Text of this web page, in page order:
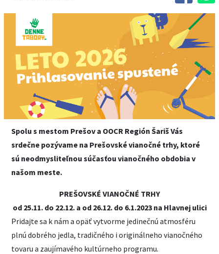
Spolu s mestom Prešov a OOCR Región Šariš Vás
srdečne pozývame na Prešovské vianočné trhy, ktoré
sú neodmysliteľnou súčasťou vianočného obdobia v
našom meste.
PREŠOVSKÉ VIANOČNÉ TRHY
od 25.11. do 22.12. a od 26.12. do 6.1.2023 na Hlavnej ulici
Pridajte sa k nám a opäť vytvorme jedinečnú atmosféru
plnú dobrého jedla, tradičného i originálneho vianočného
tovaru a zaujímavého kultúrneho programu.